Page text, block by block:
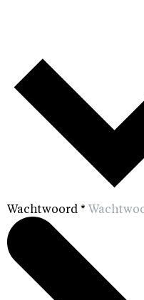
Wachtwoord *